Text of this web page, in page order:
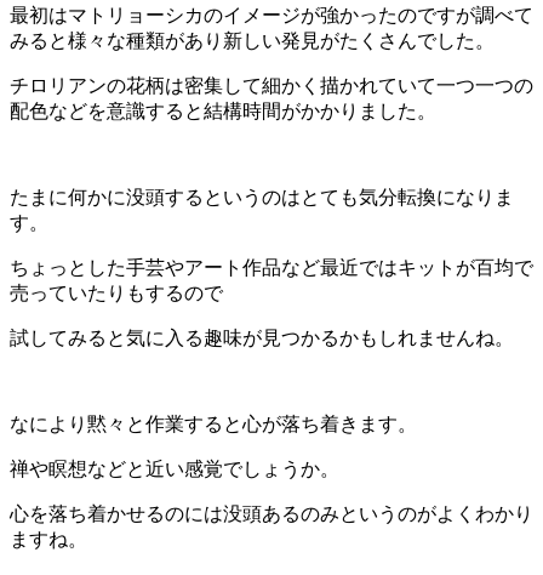
最初はマトリョーシカのイメージが強かったのですが調べて
みると様々な種類があり新しい発見がたくさんでした。
チロリアンの花柄は密集して細かく描かれていて一つ一つの
配色などを意識すると結構時間がかかりました。
たまに何かに没頭するというのはとても気分転換になりま
す。
ちょっとした手芸やアート作品など最近ではキットが百均で
売っていたりもするので
試してみると気に入る趣味が見つかるかもしれませんね。
なにより黙々と作業すると心が落ち着きます。
禅や瞑想などと近い感覚でしょうか。
心を落ち着かせるのには没頭あるのみというのがよくわかり
ますね。